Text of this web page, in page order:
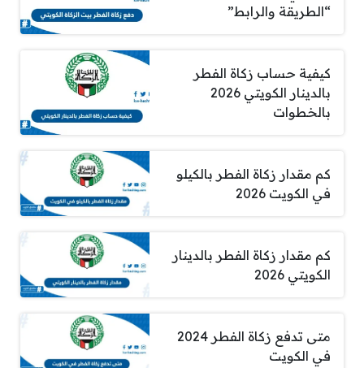
“الطريقة والرابط”
كيفية حساب زكاة الفطر
بالدينار الكويتي 2026
بالخطوات
كم مقدار زكاة الفطر بالكيلو
في الكويت 2026
كم مقدار زكاة الفطر بالدينار
الكويتي 2026
متى تدفع زكاة الفطر 2024
في الكويت